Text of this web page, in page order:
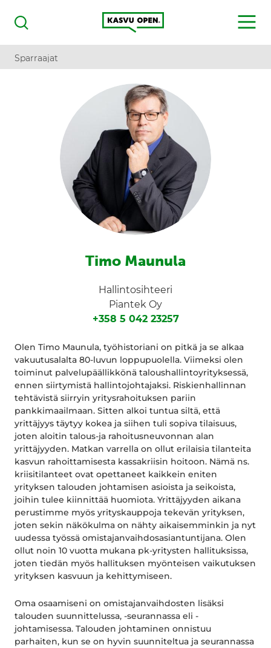
Haku
Kasvu Open
MENU
Sparraajat
Timo Maunula
Hallintosihteeri
Piantek Oy
+358 5 042 23257
Olen Timo Maunula, työhistoriani on pitkä ja se alkaa
vakuutusalalta 80-luvun loppupuolella. Viimeksi olen
toiminut palvelupäällikkönä taloushallintoyrityksessä,
ennen siirtymistä hallintojohtajaksi. Riskienhallinnan
tehtävistä siirryin yritysrahoituksen pariin
pankkimaailmaan. Sitten alkoi tuntua siltä, että
yrittäjyys täytyy kokea ja siihen tuli sopiva tilaisuus,
joten aloitin talous-ja rahoitusneuvonnan alan
yrittäjyyden. Matkan varrella on ollut erilaisia tilanteita
kasvun rahoittamisesta kassakriisin hoitoon. Nämä ns.
kriisitilanteet ovat opettaneet kaikkein eniten
yrityksen talouden johtamisen asioista ja seikoista,
joihin tulee kiinnittää huomiota. Yrittäjyyden aikana
perustimme myös yrityskauppoja tekevän yrityksen,
joten sekin näkökulma on nähty aikaisemminkin ja nyt
uudessa työssä omistajanvaihdosasiantuntijana. Olen
ollut noin 10 vuotta mukana pk-yritysten hallituksissa,
joten tiedän myös hallituksen myönteisen vaikutuksen
yrityksen kasvuun ja kehittymiseen.
Oma osaamiseni on omistajanvaihdosten lisäksi
talouden suunnittelussa, -seurannassa eli -
johtamisessa. Talouden johtaminen onnistuu
parhaiten, kun se on hyvin suunniteltua ja seurannassa